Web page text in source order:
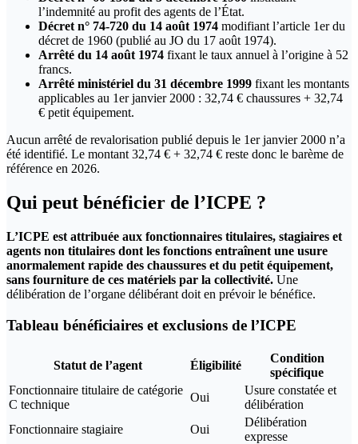
l’indemnité au profit des agents de l’État.
Décret n° 74-720 du 14 août 1974 modifiant l’article 1er du
décret de 1960 (publié au JO du 17 août 1974).
Arrêté du 14 août 1974 fixant le taux annuel à l’origine à 52
francs.
Arrêté ministériel du 31 décembre 1999 fixant les montants
applicables au 1er janvier 2000 : 32,74 € chaussures + 32,74
€ petit équipement.
Aucun arrêté de revalorisation publié depuis le 1er janvier 2000 n’a
été identifié. Le montant 32,74 € + 32,74 € reste donc le barème de
référence en 2026.
Qui peut bénéficier de l’ICPE ?
L’ICPE est attribuée aux fonctionnaires titulaires, stagiaires et
agents non titulaires dont les fonctions entraînent une usure
anormalement rapide des chaussures et du petit équipement,
sans fourniture de ces matériels par la collectivité. Une
délibération de l’organe délibérant doit en prévoir le bénéfice.
Tableau bénéficiaires et exclusions de l’ICPE
Statut de l’agent Éligibilité
Condition
spécifique
Fonctionnaire titulaire de catégorie
C technique
Oui
Usure constatée et
délibération
Fonctionnaire stagiaire
Oui
Délibération
expresse